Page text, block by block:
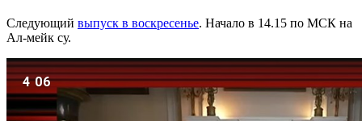
Следующий выпуск в воскресенье. Начало в 14.15 по МСК на
Ал-мейк су.